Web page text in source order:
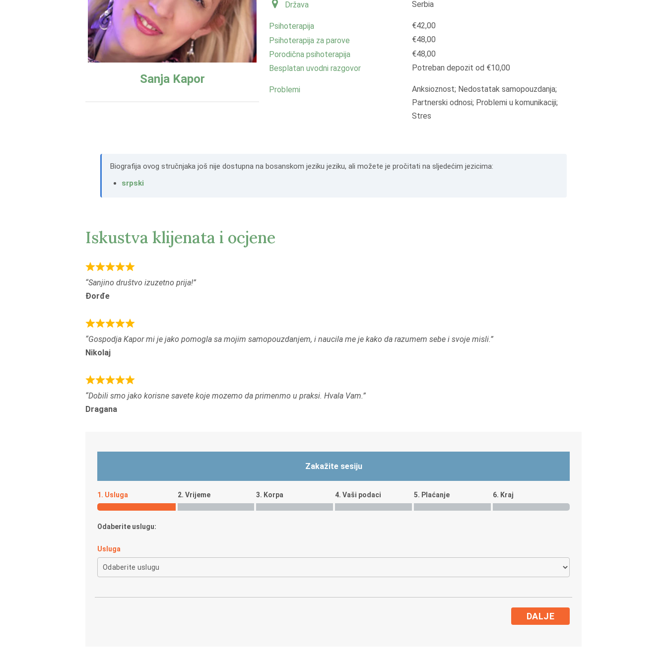
Sanja Kapor
Država Serbia
Psihoterapija
€42,00
Psihoterapija za parove
€48,00
Porodična psihoterapija
€48,00
Besplatan uvodni razgovor
Potreban depozit od €10,00
Problemi
Anksioznost; Nedostatak samopouzdanja;
Partnerski odnosi; Problemi u komunikaciji;
Stres
Biografija ovog stručnjaka još nije dostupna na bosanskom jeziku jeziku, ali možete je pročitati na sljedećim jezicima:
srpski
Iskustva klijenata i ocjene
R
a
t
d
5
,
o
u
t
Sanjino društvo izuzetno prija!
Đorđe
R
a
t
d
5
,
u
5
Gospodja Kapor mi je jako pomogla sa mojim samopouzdanjem, i naucila me je kako da razumem sebe i svoje misli.
Nikolaj
R
a
t
5
0
o
u
f
5
Dobili smo jako korisne savete koje mozemo da primenmo u praksi. Hvala Vam.
Dragana
Zakažite sesiju
1. Usluga 2. Vrijeme 3. Korpa 4. Vaši podaci 5. Plaćanje 6. Kraj
Odaberite uslugu:
Usluga
DALJE